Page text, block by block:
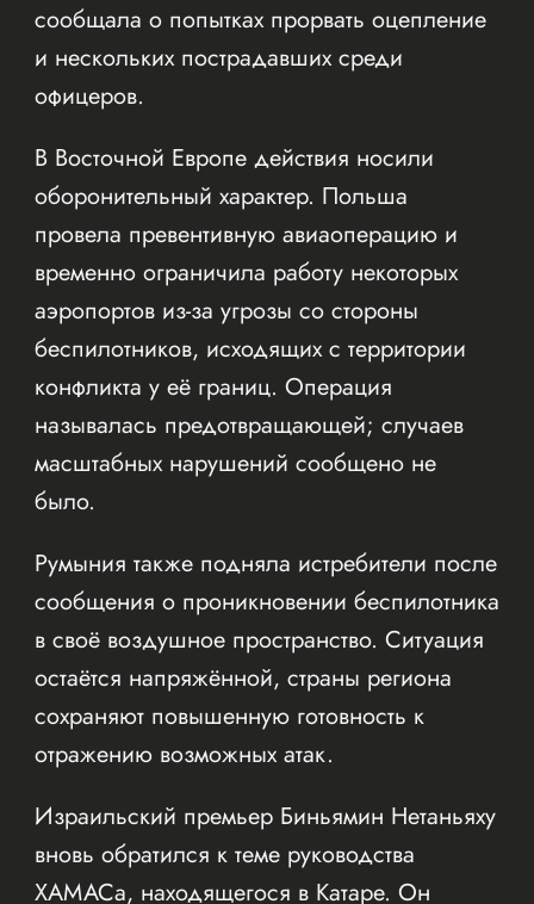
сообщала о попытках прорвать оцепление
и нескольких пострадавших среди
офицеров.
В Восточной Европе действия носили
оборонительный характер. Польша
провела превентивную авиаоперацию и
временно ограничила работу некоторых
аэропортов из-за угрозы со стороны
беспилотников, исходящих с территории
конфликта у её границ. Операция
называлась предотвращающей; случаев
масштабных нарушений сообщено не
было.
Румыния также подняла истребители после
сообщения о проникновении беспилотника
в своё воздушное пространство. Ситуация
остаётся напряжённой, страны региона
сохраняют повышенную готовность к
отражению возможных атак.
Израильский премьер Биньямин Нетаньяху
вновь обратился к теме руководства
ХАМАСа, находящегося в Катаре. Он